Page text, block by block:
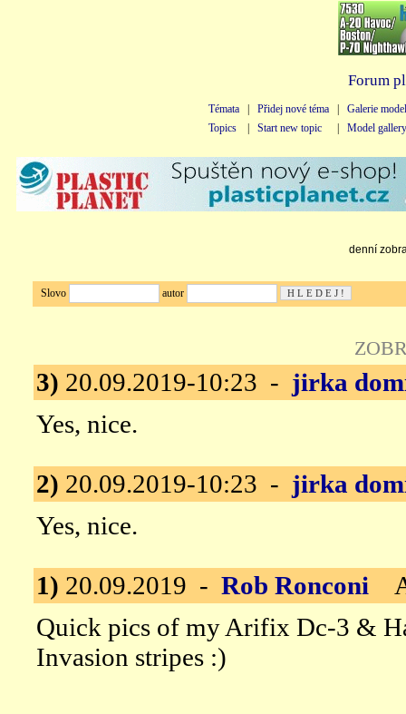
Forum
Témata Přidej nové téma
Galerie
Topics
Start new topic Model gallery
denní
Slovo autor
3) 20.09.2019-10:23 - jirka
Yes, nice.
2) 20.09.2019-10:23 - jirka
Yes, nice.
1) 20.09.2019 - Rob Ronconi
Quick pics of my Arifix Dc-3 &
Invasion stripes :)